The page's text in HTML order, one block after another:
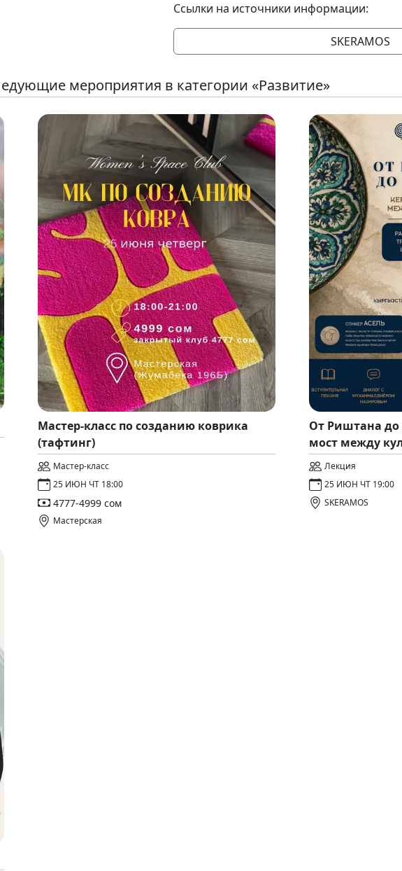
Ссылки на источники информации:
SKERAMOS
мероприятия в категории «Развитие»
Мастер-класс по созданию коврика
(тафтинг)
Мастер-класс
25 ИЮН ЧТ 18:00
4777-4999 сом
Мастерская
От Риштана
мост между
Лекция
25 ИЮН ЧТ 19:00
SKERAMOS